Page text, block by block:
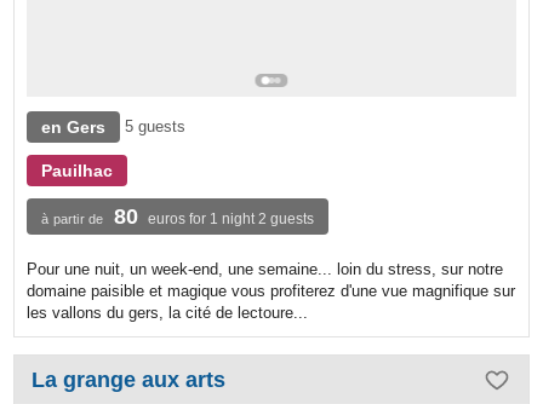
en Gers 5 guests
Pauilhac
à partir de 80 euros for 1 night 2 guests
Pour une nuit, un week-end, une semaine... loin du stress, sur notre
domaine paisible et magique vous profiterez d'une vue magnifique sur
les vallons du gers, la cité de lectoure...
La grange aux arts